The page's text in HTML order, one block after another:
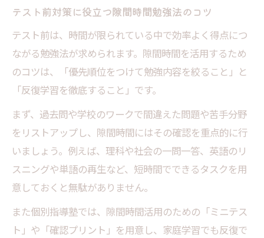
テスト前対策に役立つ隙間時間勉強法のコツ
テスト前は、時間が限られている中で効率よく得点につ
ながる勉強法が求められます。隙間時間を活用するため
のコツは、「優先順位をつけて勉強内容を絞ること」と
「反復学習を徹底すること」です。
まず、過去問や学校のワークで間違えた問題や苦手分野
をリストアップし、隙間時間にはその確認を重点的に行
いましょう。例えば、理科や社会の一問一答、英語のリ
スニングや単語の再生など、短時間でできるタスクを用
意しておくと無駄がありません。
また個別指導塾では、隙間時間活用のための「ミニテス
ト」や「確認プリント」を用意し、家庭学習でも反復で